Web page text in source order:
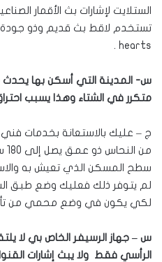
الستلايت لإشارات بث الأقمار
hearts .
س- المدينة التي أسكن بها يحدث
متكرر في الشتاء وهذا يسبب
ج – عليك بالاستعانة بخدمات
سطح المسكن الذي تعيش به
لم يتوفر ذلك فعليك وضع طبق
لكي يكون في وضع محمي من
س – جهاز الرسيفر الخاص بي لا
الرأسي فقط ولا يبث إشارات